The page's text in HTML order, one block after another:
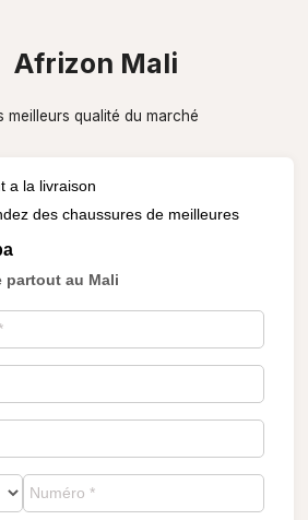
Afrizon Mali
meilleurs qualité du marché
a la livraison
des chaussures de meilleures
au Mali